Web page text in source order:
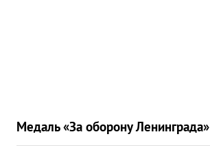
Медаль «За оборону Ленинграда»